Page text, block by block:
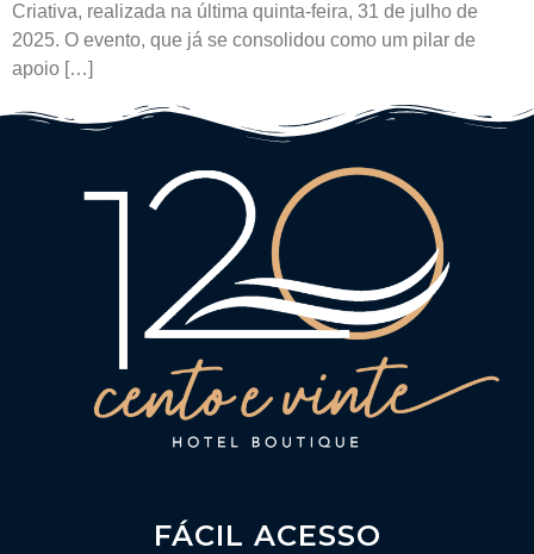
Criativa, realizada na última quinta-feira, 31 de julho de
2025. O evento, que já se consolidou como um pilar de
apoio […]
FÁCIL ACESSO